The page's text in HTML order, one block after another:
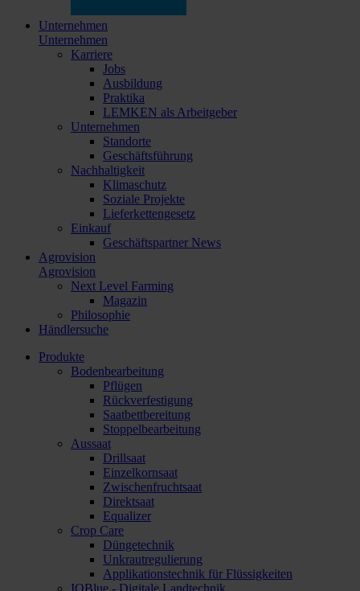
Unternehmen
Unternehmen
Karriere
Jobs
Ausbildung
Praktika
LEMKEN als Arbeitgeber
Unternehmen
Standorte
Geschäftsführung
Nachhaltigkeit
Klimaschutz
Soziale Projekte
Lieferkettengesetz
Einkauf
Geschäftspartner News
Agrovision
Agrovision
Next Level Farming
Magazin
Philosophie
Händlersuche
Produkte
Bodenbearbeitung
Pflügen
Rückverfestigung
Saatbettbereitung
Stoppelbearbeitung
Aussaat
Drillsaat
Einzelkornsaat
Zwischenfruchtsaat
Direktsaat
Equalizer
Crop Care
Düngetechnik
Unkrautregulierung
Applikationstechnik für Flüssigkeiten
IQBlue - Digitale Landtechnik